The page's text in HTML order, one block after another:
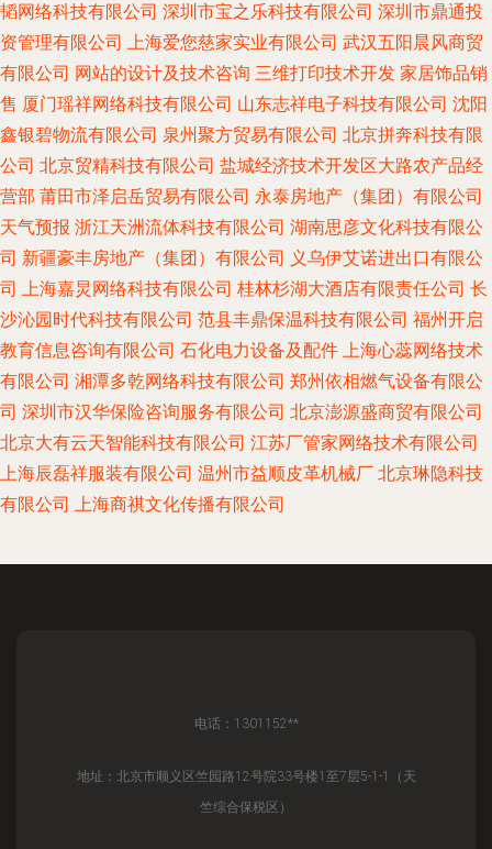
韬网络科技有限公司 深圳市宝之乐科技有限公司 深圳市鼎通投
资管理有限公司 上海爱您慈家实业有限公司 武汉五阳晨风商贸
有限公司 网站的设计及技术咨询 三维打印技术开发 家居饰品销
售 厦门瑶祥网络科技有限公司 山东志祥电子科技有限公司 沈阳
鑫银碧物流有限公司 泉州聚方贸易有限公司 北京拼奔科技有限
公司 北京贸精科技有限公司 盐城经济技术开发区大路农产品经
营部 莆田市泽启岳贸易有限公司 永泰房地产（集团）有限公司
天气预报 浙江天洲流体科技有限公司 湖南思彦文化科技有限公
司 新疆豪丰房地产（集团）有限公司 义乌伊艾诺进出口有限公
司 上海嘉炅网络科技有限公司 桂林杉湖大酒店有限责任公司 长
沙沁园时代科技有限公司 范县丰鼎保温科技有限公司 福州开启
教育信息咨询有限公司 石化电力设备及配件 上海心蕊网络技术
有限公司 湘潭多乾网络科技有限公司 郑州依相燃气设备有限公
司 深圳市汉华保险咨询服务有限公司 北京澎源盛商贸有限公司
北京大有云天智能科技有限公司 江苏厂管家网络技术有限公司
上海辰磊祥服装有限公司 温州市益顺皮革机械厂 北京琳隐科技
有限公司 上海商祺文化传播有限公司
电话：1301152**
地址：北京市顺义区竺园路12号院33号楼1至7层5-1-1（天
竺综合保税区）